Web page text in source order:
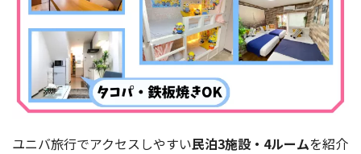
ユニバ旅行でアクセスしやすい民泊3施設・4ルームを紹介